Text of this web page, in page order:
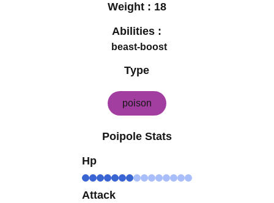
Weight : 18
Abilities :
beast-boost
Type
poison
Poipole Stats
Hp
Attack